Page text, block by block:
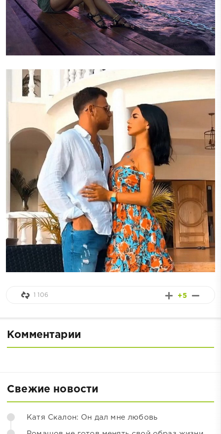
+5
1 106
Комментарии
Свежие новости
Катя Скалон: Он дал мне любовь